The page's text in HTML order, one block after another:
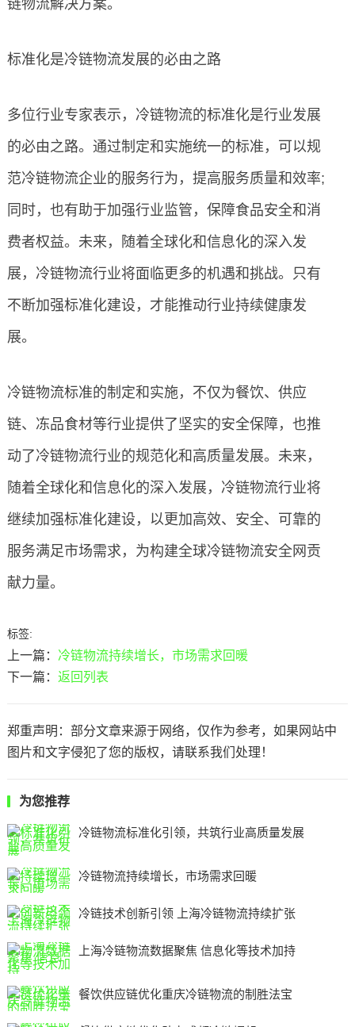
链物流解决方案。
标准化是冷链物流发展的必由之路
多位行业专家表示，冷链物流的标准化是行业发展
的必由之路。通过制定和实施统一的标准，可以规
范冷链物流企业的服务行为，提高服务质量和效率;
同时，也有助于加强行业监管，保障食品安全和消
费者权益。未来，随着全球化和信息化的深入发
展，冷链物流行业将面临更多的机遇和挑战。只有
不断加强标准化建设，才能推动行业持续健康发
展。
冷链物流标准的制定和实施，不仅为餐饮、供应
链、冻品食材等行业提供了坚实的安全保障，也推
动了冷链物流行业的规范化和高质量发展。未来，
随着全球化和信息化的深入发展，冷链物流行业将
继续加强标准化建设，以更加高效、安全、可靠的
服务满足市场需求，为构建全球冷链物流安全网贡
献力量。
标签:
上一篇： 冷链物流持续增长，市场需求回暖
下一篇： 返回列表
郑重声明：部分文章来源于网络，仅作为参考，如果网站中
图片和文字侵犯了您的版权，请联系我们处理！
为您推荐
冷链物流标准化引领，共筑行业高质量发展
冷链物流持续增长，市场需求回暖
冷链技术创新引领 上海冷链物流持续扩张
上海冷链物流数据聚焦 信息化等技术加持
餐饮供应链优化重庆冷链物流的制胜法宝